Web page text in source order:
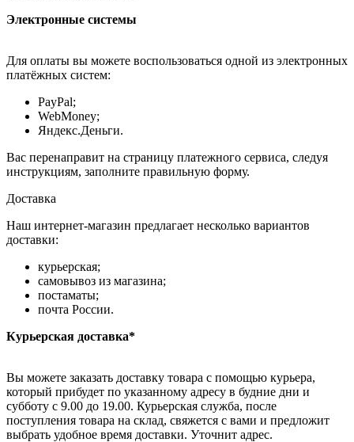
Электронные системы
Для оплаты вы можете воспользоваться одной из электронных
платёжных систем:
PayPal;
WebMoney;
Яндекс.Деньги.
Вас перенаправит на страницу платежного сервиса, следуя
инструкциям, заполните правильную форму.
Доставка
Наш интернет-магазин предлагает несколько вариантов
доставки:
курьерская;
самовывоз из магазина;
постаматы;
почта России.
Курьерская доставка*
Вы можете заказать доставку товара с помощью курьера,
который прибудет по указанному адресу в будние дни и
субботу с 9.00 до 19.00. Курьерская служба, после
поступления товара на склад, свяжется с вами и предложит
выбрать удобное время доставки. Уточнит адрес.